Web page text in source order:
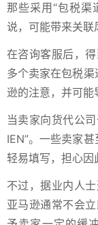
那些采用“包税渠
说，可能带来关联
在咨询客服后，
多个卖家在包税
逊的注意，并可能
当卖家向货代公
IEN”。一些卖家
轻易填写，担心因
不过，据业内人
亚马逊通常不会